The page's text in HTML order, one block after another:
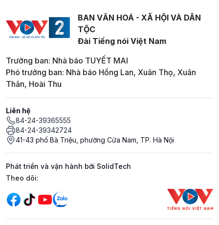
BAN VĂN HOÁ - XÃ HỘI VÀ DÂN
TỘC
Đài Tiếng nói Việt Nam
Trưởng ban: Nhà báo TUYẾT MAI
Phó trưởng ban: Nhà báo Hồng Lan, Xuân Thọ, Xuân
Thân, Hoài Thu
Liên hệ
84-24-39365555
84-24-39342724
41-43 phố Bà Triệu, phường Cửa Nam, TP. Hà Nội
Phát triển và vận hành bởi SolidTech
Mạng xã hội
Theo dõi: